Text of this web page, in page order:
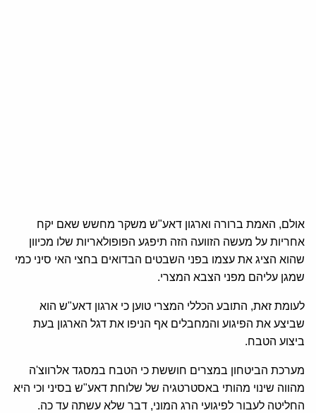
אולם, האמת ברורה וארגון דאע"ש משקר מחשש שאם יקח
אחריות על מעשה הזוועה הזה תיפגע הפופולאריות שלו מכיוון
שהוא הציג את עצמו בפני השבטים הבדואים בחצי האי סיני כמי
שמגן עליהם מפני הצבא המצרי.
לעומת זאת, התובע הכללי המצרי טוען כי ארגון דאע"ש הוא
שביצע את הפיגוע והמחבלים אף הניפו את דגל הארגון בעת
ביצוע הטבח.
מערכת הביטחון במצרים חוששת כי הטבח במסגד אלרווצ'ה
מהווה שינוי מהותי באסטרטגיה של שלוחת דאע"ש בסיני וכי היא
החליטה לעבור לפיגועי הרג המוני, דבר שלא עשתה עד כה.